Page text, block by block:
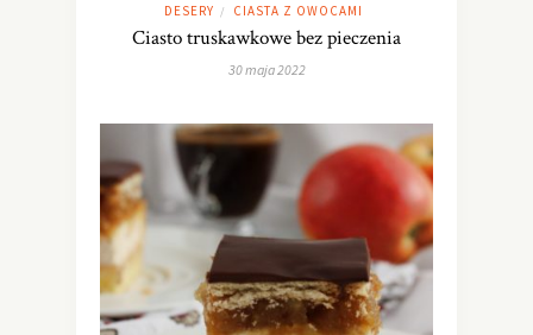
DESERY / CIASTA Z OWOCAMI
Ciasto truskawkowe bez pieczenia
30 maja 2022